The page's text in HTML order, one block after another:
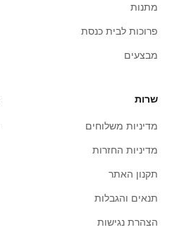
מתנות
פרוכות לבית כנסת
מבצעים
שרות
מדיניות משלוחים
מדיניות החזרות
תקנון האתר
תנאים והגבלות
הצהרת נגישות